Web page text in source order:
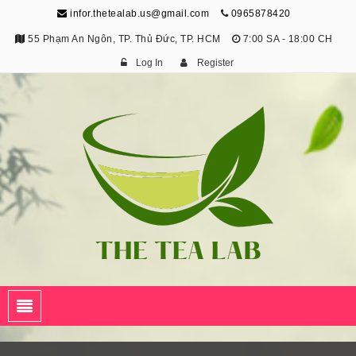
infor.thetealab.us@gmail.com 0965878420
55 Phạm An Ngôn, TP. Thủ Đức, TP. HCM 7:00 SA - 18:00 CH
Log In Register